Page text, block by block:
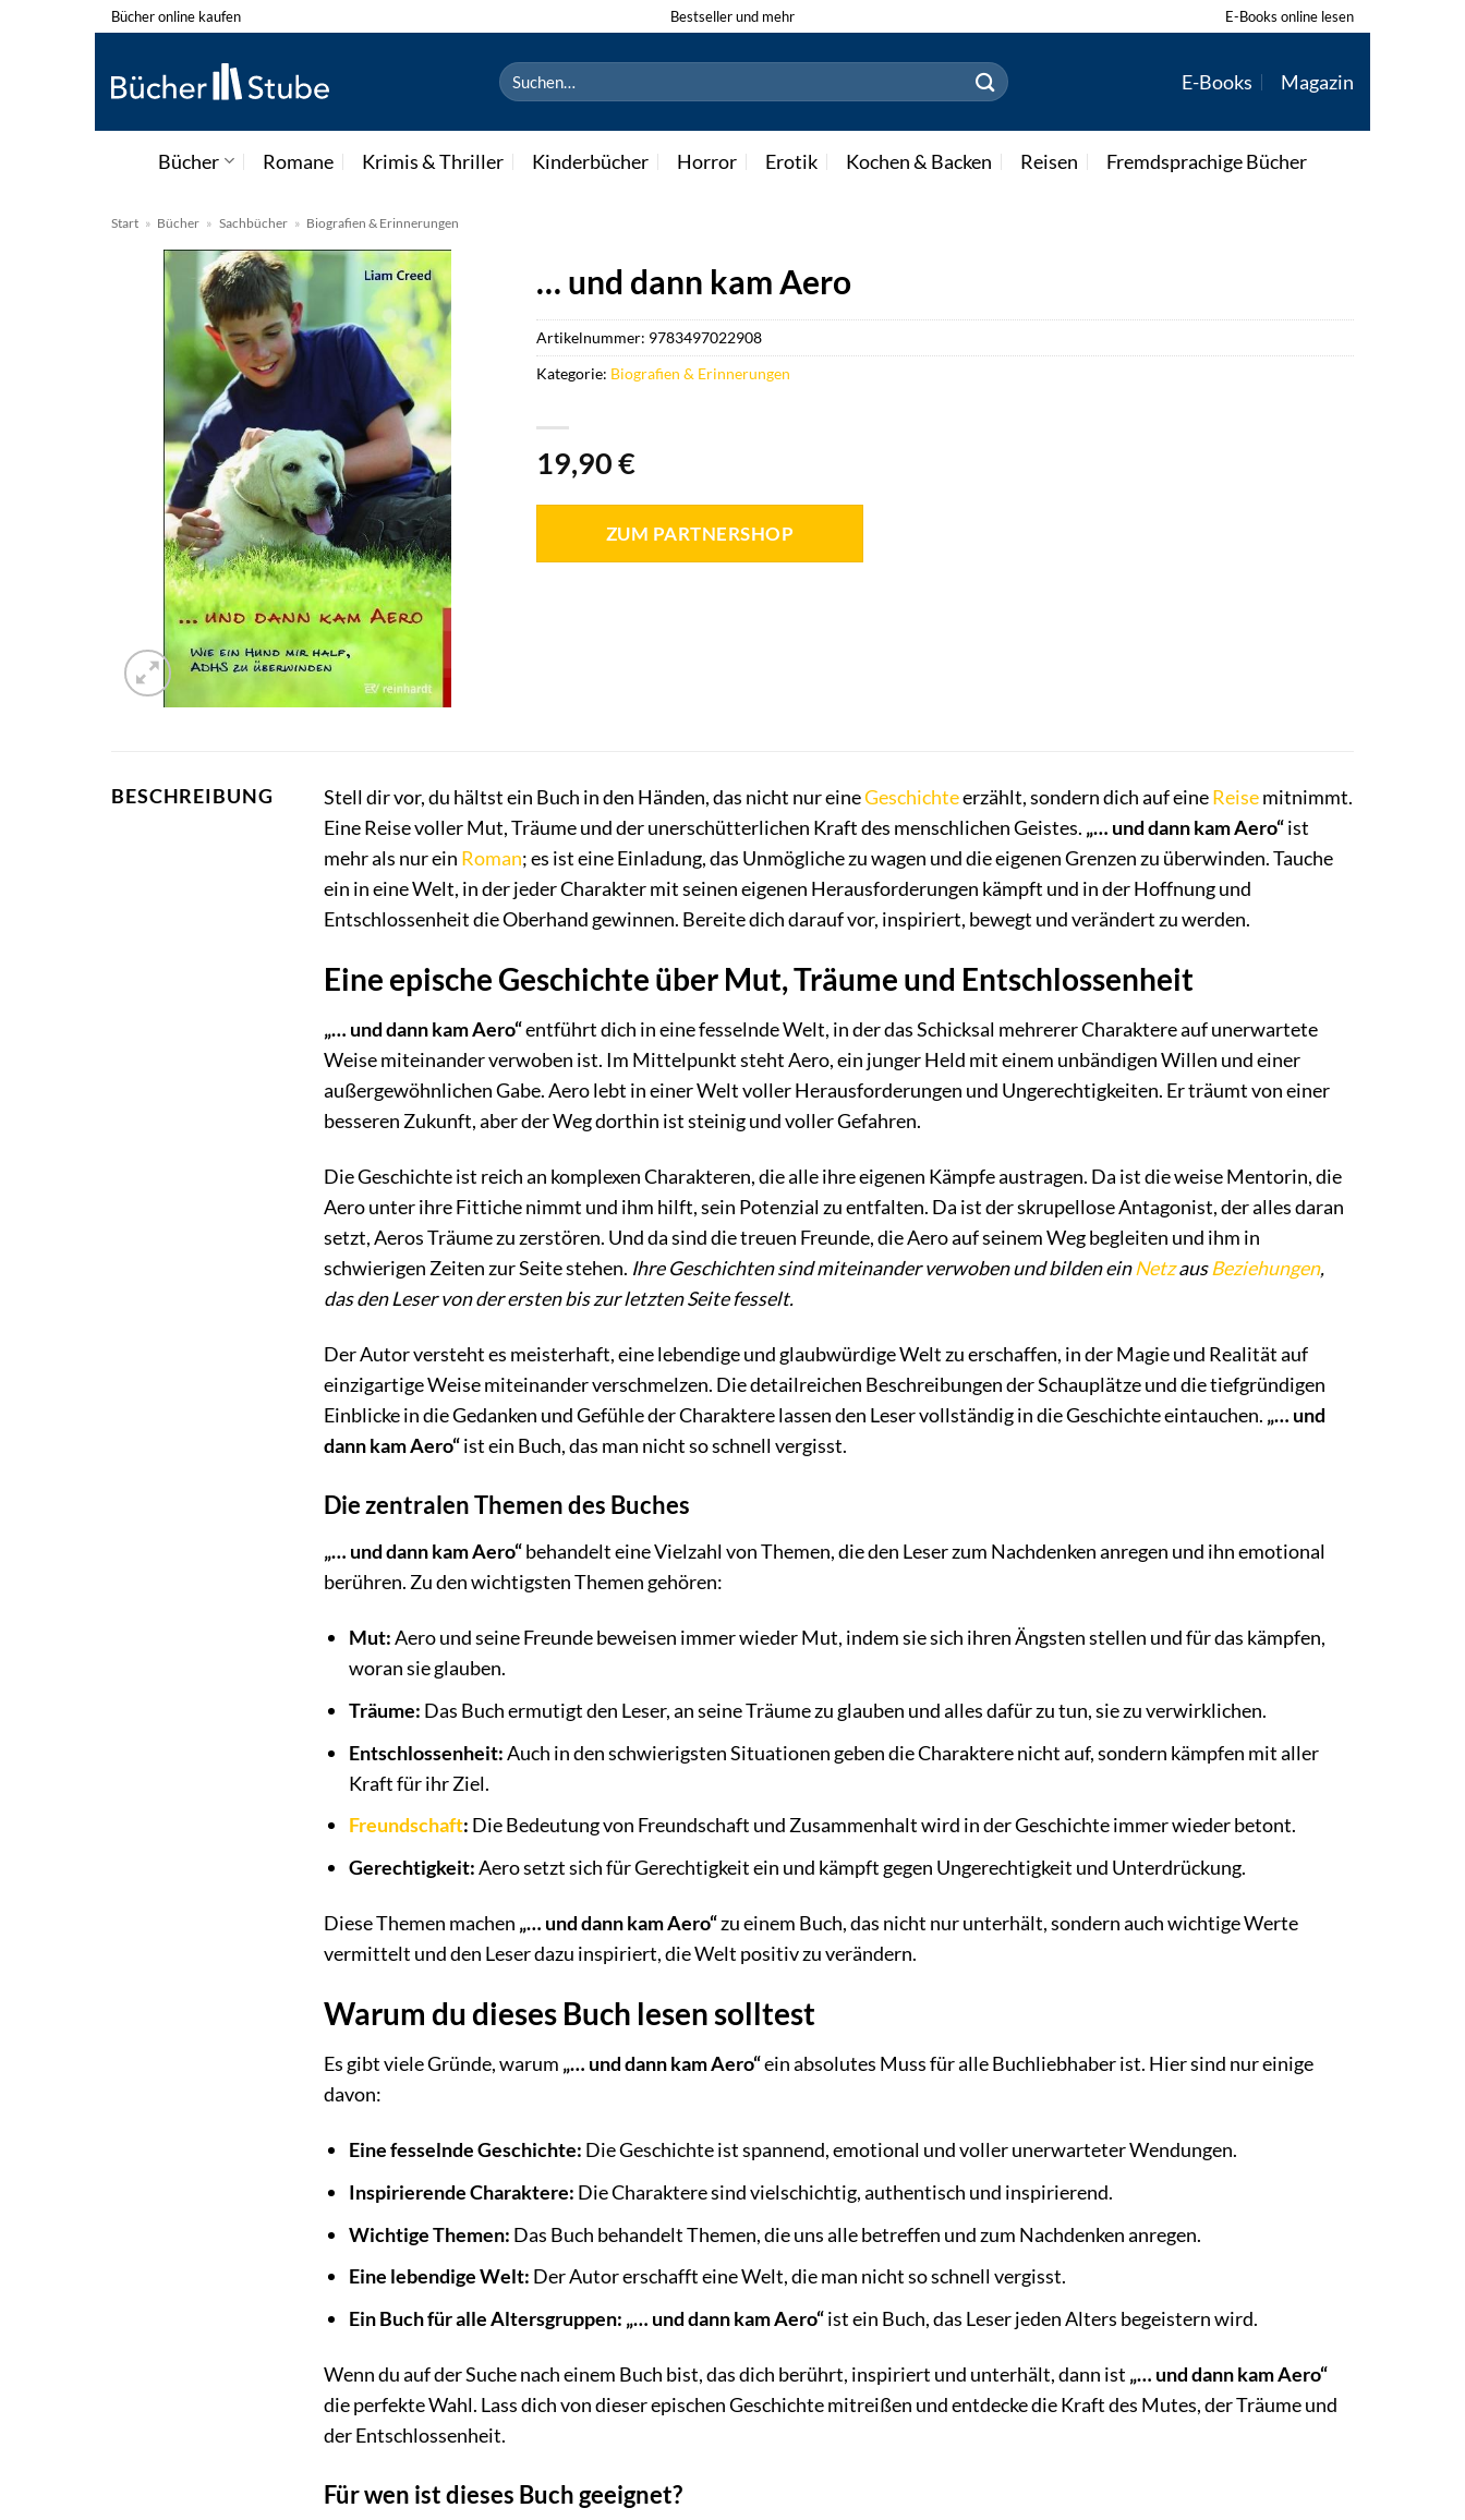
Zum
springen
Bücher online kaufen Bestseller und mehr E-Books online lesen
Suchen
nach:
E-Books Magazin
Bücher Romane Krimis & Thriller Kinderbücher Horror Erotik Kochen & Backen Reisen Fremdsprachige Bücher
Start » Bücher » Sachbücher » Biografien & Erinnerungen
… und dann kam Aero
19,90€
ZUM PARTNERSHOP
Artikelnummer: 9783497022908
Kategorie: Biografien & Erinnerungen
BESCHREIBUNG Stell dir vor, du hältst ein Buch in den Händen, das nicht nur eineGeschichteerzählt, sondern dich auf eineReisemitnimmt.
Eine Reise voller Mut, Träume und der unerschütterlichen Kraft des menschlichen Geistes. „… und dann kam Aero“ist
mehr als nur ein Roman; es ist eine Einladung, das Unmögliche zu wagen und die eigenen Grenzen zu überwinden. Tauche
ein in eine Welt, in der jeder Charakter mit seinen eigenen Herausforderungen kämpft und in der Hoffnung und
Entschlossenheit die Oberhand gewinnen. Bereite dich darauf vor, inspiriert, bewegt und verändert zu werden.
Eine epische Geschichte über Mut, Träume und Entschlossenheit
„… und dann kam Aero“entführt dich in eine fesselnde Welt, in der das Schicksal mehrerer Charaktere auf unerwartete
Weise miteinander verwoben ist. Im Mittelpunkt steht Aero, ein junger Held mit einem unbändigen Willen und einer
außergewöhnlichen Gabe. Aero lebt in einer Welt voller Herausforderungen und Ungerechtigkeiten. Er träumt von einer
besseren Zukunft, aber der Weg dorthin ist steinig und voller Gefahren.
Die Geschichte ist reich an komplexen Charakteren, die alle ihre eigenen Kämpfe austragen. Da ist die weise Mentorin, die
Aero unter ihre Fittiche nimmt und ihm hilft, sein Potenzial zu entfalten. Da ist der skrupellose Antagonist, der alles daran
setzt, Aeros Träume zu zerstören. Und da sind die treuen Freunde, die Aero auf seinem Weg begleiten und ihm in
schwierigen Zeiten zur Seite stehen. Ihre Geschichten sind miteinander verwoben und bilden einNetzausBeziehungen,
das den Leser von der ersten bis zur letzten Seite fesselt.
Der Autor versteht es meisterhaft, eine lebendige und glaubwürdige Welt zu erschaffen, in der Magie und Realität auf
einzigartige Weise miteinander verschmelzen. Die detailreichen Beschreibungen der Schauplätze und die tiefgründigen
Einblicke in die Gedanken und Gefühle der Charaktere lassen den Leser vollständig in die Geschichte eintauchen. „… und
dann kam Aero“ist ein Buch, das man nicht so schnell vergisst.
Die zentralen Themen des Buches
„… und dann kam Aero“behandelt eine Vielzahl von Themen, die den Leser zum Nachdenken anregen und ihn emotional
berühren. Zu den wichtigsten Themen gehören:
Mut:Aero und seine Freunde beweisen immer wieder Mut, indem sie sich ihren Ängsten stellen und für das kämpfen,
woran sie glauben.
Träume: Das Buch ermutigt den Leser, an seine Träume zu glauben und alles dafür zu tun, sie zu verwirklichen.
Entschlossenheit:Auch in den schwierigsten Situationen geben die Charaktere nicht auf, sondern kämpfen mit aller
Kraft für ihr Ziel.
Freundschaft: Die Bedeutung von Freundschaft und Zusammenhalt wird in der Geschichte immer wieder betont.
Gerechtigkeit:Aero setzt sich für Gerechtigkeit ein und kämpft gegen Ungerechtigkeit und Unterdrückung.
Diese Themen machen „… und dann kam Aero“zu einem Buch, das nicht nur unterhält, sondern auch wichtige Werte
vermittelt und den Leser dazu inspiriert, die Welt positiv zu verändern.
Warum du dieses Buch lesen solltest
Es gibt viele Gründe, warum „… und dann kam Aero“ein absolutes Muss für alle Buchliebhaber ist. Hier sind nur einige
davon:
Eine fesselnde Geschichte: Die Geschichte ist spannend, emotional und voller unerwarteter Wendungen.
Inspirierende Charaktere: Die Charaktere sind vielschichtig, authentisch und inspirierend.
Wichtige Themen: Das Buch behandelt Themen, die uns alle betreffen und zum Nachdenken anregen.
Eine lebendige Welt: Der Autor erschafft eine Welt, die man nicht so schnell vergisst.
Ein Buch für alle Altersgruppen: „… und dann kam Aero“ist ein Buch, das Leser jeden Alters begeistern wird.
Wenn du auf der Suche nach einem Buch bist, das dich berührt, inspiriert und unterhält, dann ist „… und dann kam Aero“
die perfekte Wahl. Lass dich von dieser epischen Geschichte mitreißen und entdecke die Kraft des Mutes, der Träume und
der Entschlossenheit.
Für wen ist dieses Buch geeignet?